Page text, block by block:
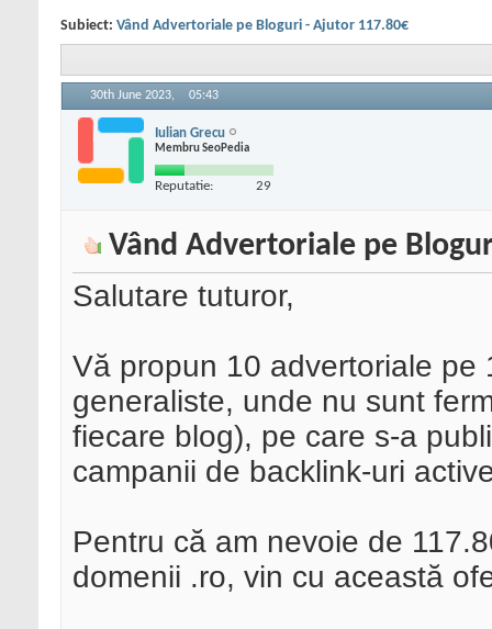
Subiect: Vând Advertoriale pe Bloguri - Ajutor 117.80€
30th June 2023, 05:43
Iulian Grecu
Membru SeoPedia
Reputatie: 29
Vând Advertoriale pe
Salutare tuturor,
Vă propun 10 advertoriale pe
generaliste, unde nu sunt
fiecare blog), pe care s-a
campanii de backlink-uri
Pentru că am nevoie de
domenii .ro, vin cu această